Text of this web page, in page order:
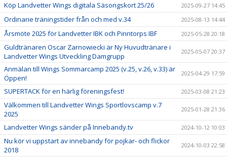
Köp Landvetter Wings digitala Säsongskort 25/26 2025-09-27 14:45
Ordinarie träningstider från och med v.34 2025-08-13 14:44
Årsmöte 2025 för Landvetter IBK och Pinntorps IBF 2025-05-28 20:18
Guldtränaren Oscar Zarnowiecki är Ny Huvudtränare i
Landvetter Wings Utveckling Damgrupp
2025-05-07 20:37
Anmälan till Wings Sommarcamp 2025 (v.25, v.26, v.33) är
Öppen!
2025-04-29 17:59
SUPERTACK för en härlig föreningsfest! 2025-03-08 21:23
Välkommen till Landvetter Wings Sportlovscamp v.7
2025
2025-01-28 21:36
Landvetter Wings sänder på Innebandy.tv 2024-10-12 10:03
Nu kör vi uppstart av innebandy för pojkar- och flickor
2018
2024-10-03 22:58